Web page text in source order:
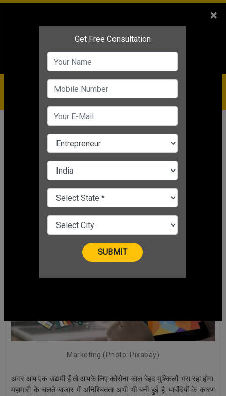
Service
IBC+91-9910344443
care@badabusiness.com
919810544443
मार्केटिंग
Marketing Tips: कोरोना काल में मार्केटिंग
के इन आसान तरीकों से होगी बिजनेस ग्रोथ
Editor's Desk | Jul 06, 2021 04:26 PM IST
Marketing (Photo: Pixabay)
अगर आप एक उद्यमी हैं तो आपके लिए कोरोना काल बेहद मुश्किलों भरा रहा होगा.
महामारी के चलते बाजार में अनिश्चितता अभी भी बनी हुई है. पाबंदियों के कारण
×